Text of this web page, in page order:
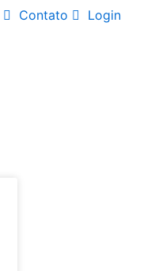
Contato Login